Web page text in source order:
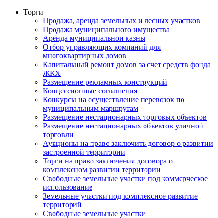
Торги
Продажа, аренда земельных и лесных участков
Продажа муниципального имущества
Аренда муниципальной казны
Отбор управляющих компаний для
многоквартирных домов
Капитальный ремонт домов за счет средств фонда
ЖКХ
Размещение рекламных конструкций
Концессионные соглашения
Конкурсы на осуществление перевозок по
муниципальным маршрутам
Размещение нестационарных торговых объектов
Размещение нестационарных объектов уличной
торговли
Аукционы на право заключить договор о развитии
застроенной территории
Торги на право заключения договора о
комплексном развитии территории
Свободные земельные участки под коммерческое
использование
Земельные участки под комплексное развитие
территорий
Свободные земельные участки